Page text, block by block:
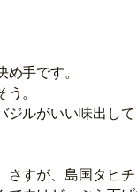
手です。
。
ルがいい味出して
すが、島国タヒチ